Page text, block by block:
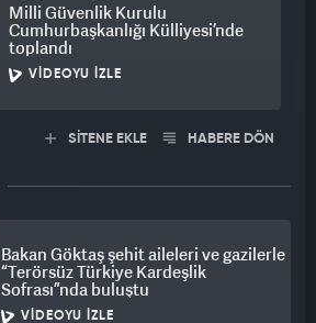
Milli Güvenlik Kurulu
Cumhurbaşkanlığı Külliyesi’nde
toplandı
VIDEOYU İZLE
SİTENE EKLE HABERE DÖN
Bakan Göktaş şehit aileleri ve gazilerle
“Terörsüz Türkiye Kardeşlik
Sofrası”nda buluştu
VIDEOYU İZLE